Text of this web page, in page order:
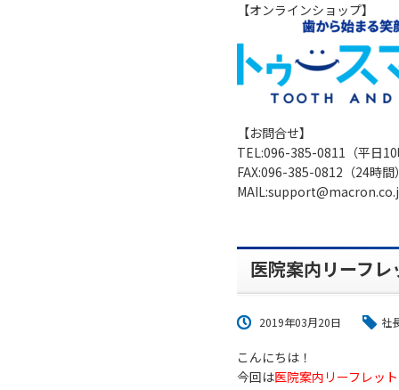
【オンラインショップ】
【お問合せ】
TEL:096-385-0811（平日
FAX:096-385-0812（24時間
医院案内リーフ
2019年03月20日 社
こんにちは！
今回は医院案内リーフレッ